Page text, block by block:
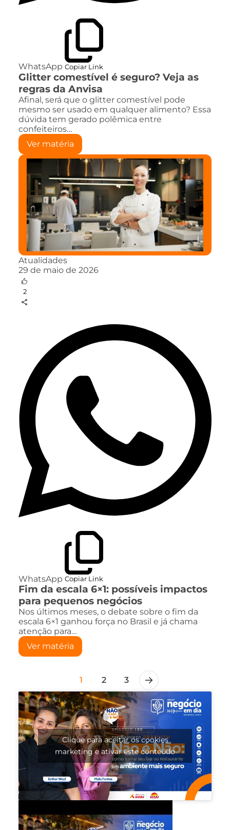
WhatsApp Copiar Link
Glitter comestível é seguro? Veja as
regras da Anvisa
Afinal, será que o glitter comestível pode
mesmo ser usado em qualquer alimento? Essa
dúvida tem gerado polêmica entre
confeiteiros…
Ver matéria
Atualidades
29 de maio de 2026
2
WhatsApp Copiar Link
Fim da escala 6×1: possíveis impactos
para pequenos negócios
Nos últimos meses, o debate sobre o fim da
escala 6×1 ganhou força no Brasil e já chama
atenção para…
Ver matéria
1 2 3
Clique para aceitar os cookies
marketing e ativar este conteúdo